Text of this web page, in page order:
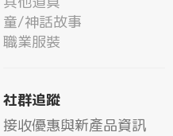
童/神話故事
職業服裝
社群追蹤
接收優惠與新產品資訊